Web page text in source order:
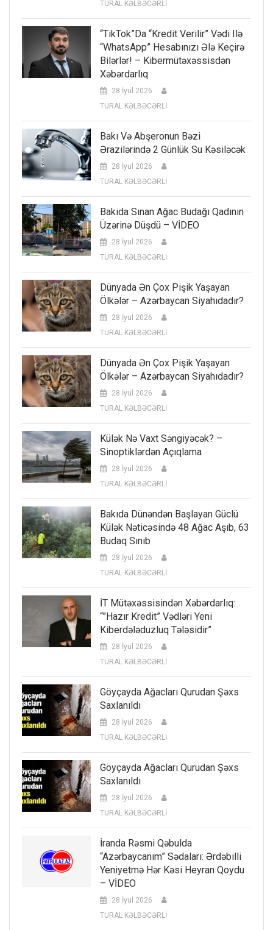
TURAL KƏLBƏCƏRLİ
“TikTok”da “kredit Verilir” Vədi Ilə
“WhatsApp” Hesabınızı Ələ Keçirə
Bilərlər! – Kibermütəxəssisdən
Xəbərdarlıq
28 İyul 2026
TURAL KƏLBƏCƏRLİ
Bakı Və Abşeronun Bəzi
Ərazilərində 2 Günlük Su Kəsiləcək
28 İyul 2026
TURAL KƏLBƏCƏRLİ
Bakıda Sınan Ağac Budağı Qadının
Üzərinə Düşdü – VİDEO
28 İyul 2026
TURAL KƏLBƏCƏRLİ
Dünyada Ən Çox Pişik Yaşayan
Ölkələr – Azərbaycan Siyahıdadır?
28 İyul 2026
TURAL KƏLBƏCƏRLİ
Dünyada Ən Çox Pişik Yaşayan
Ölkələr – Azərbaycan Siyahıdadır?
28 İyul 2026
TURAL KƏLBƏCƏRLİ
Külək Nə Vaxt Səngiyəcək? –
Sinoptiklərdən Açıqlama
28 İyul 2026
TURAL KƏLBƏCƏRLİ
Bakıda Dünəndən Başlayan Güclü
Külək Nəticəsində 48 Ağac Aşıb, 63
Budaq Sınıb
28 İyul 2026
TURAL KƏLBƏCƏRLİ
İT Mütəxəssisindən Xəbərdarlıq:
“”Hazır Kredit” Vədləri Yeni
Kiberdələduzluq Tələsidir”
28 İyul 2026
TURAL KƏLBƏCƏRLİ
Göyçayda Ağacları Qurudan Şəxs
Saxlanıldı
28 İyul 2026
TURAL KƏLBƏCƏRLİ
Göyçayda Ağacları Qurudan Şəxs
Saxlanıldı
28 İyul 2026
TURAL KƏLBƏCƏRLİ
İranda Rəsmi Qəbulda
“Azərbaycanım” Sədaları: Ərdəbilli
Yeniyetmə Hər Kəsi Heyran Qoydu
– VİDEO
28 İyul 2026
TURAL KƏLBƏCƏRLİ